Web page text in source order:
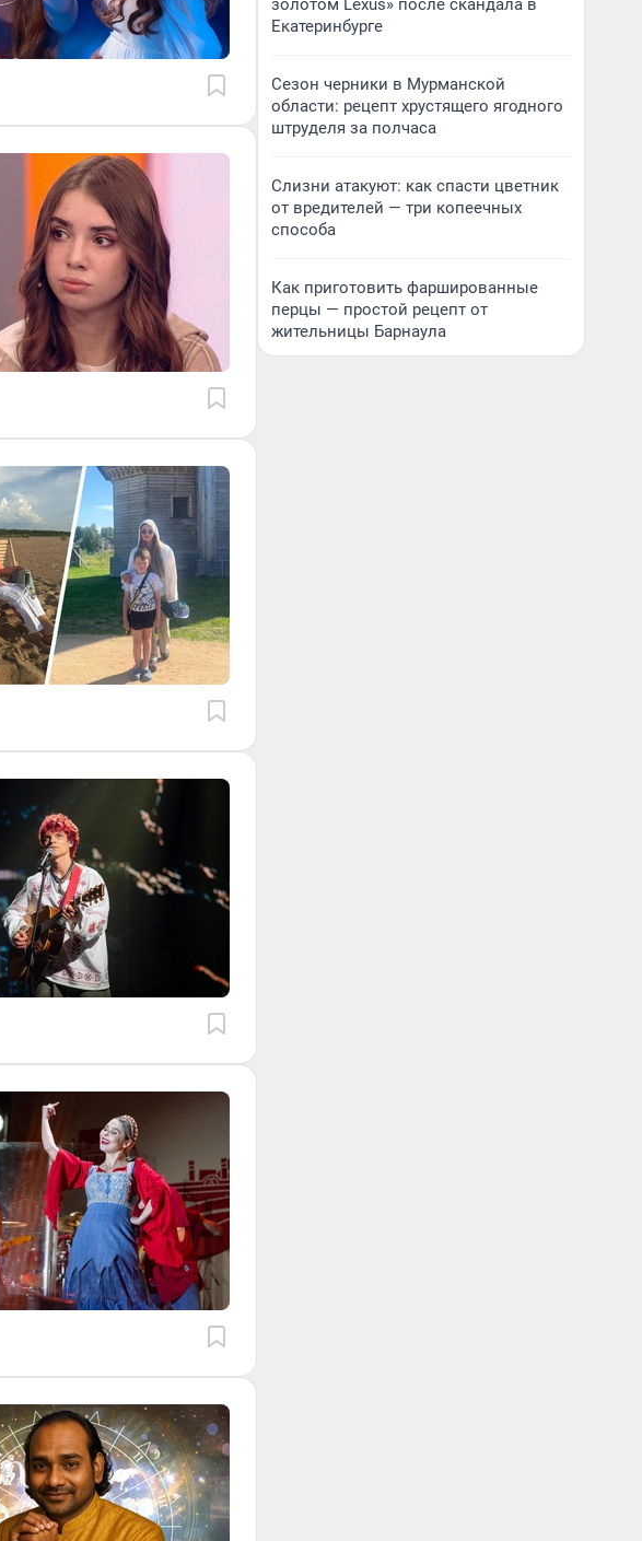
золотом Lexus» после скандала в
Екатеринбурге
Сезон черники в Мурманской
области: рецепт хрустящего ягодного
штруделя за полчаса
Слизни атакуют: как спасти цветник
от вредителей — три копеечных
способа
Как приготовить фаршированные
перцы — простой рецепт от
жительницы Барнаула